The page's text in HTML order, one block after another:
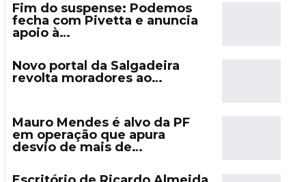
Fim do suspense: Podemos
fecha com Pivetta e anuncia
apoio à…
Novo portal da Salgadeira
revolta moradores ao…
Mauro Mendes é alvo da PF
em operação que apura
desvio de mais de…